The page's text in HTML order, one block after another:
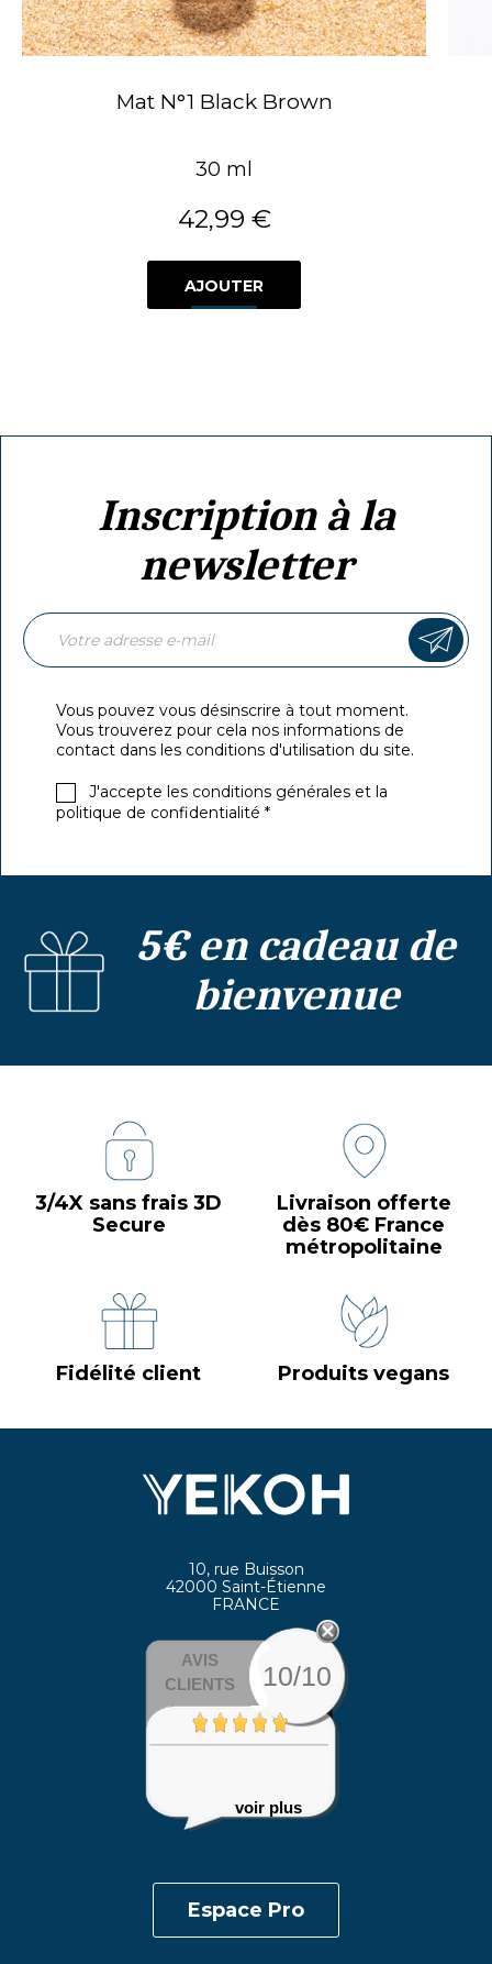
Mat N°1 Black Brown
30 ml
42,99 €
AJOUTER
Inscription à la
newsletter
Vous pouvez vous désinscrire à tout moment.
Vous trouverez pour cela nos informations de
contact dans les conditions d'utilisation du site.
J'accepte les conditions générales et la
politique de confidentialité *
5€ en cadeau de
bienvenue
3/4X sans frais 3D
Secure
Livraison offerte
dès 80€ France
métropolitaine
Fidélité client Produits vegans
10, rue Buisson
42000 Saint-Étienne
FRANCE
AVIS
CLIENTS
10/10
voir plus
Espace Pro